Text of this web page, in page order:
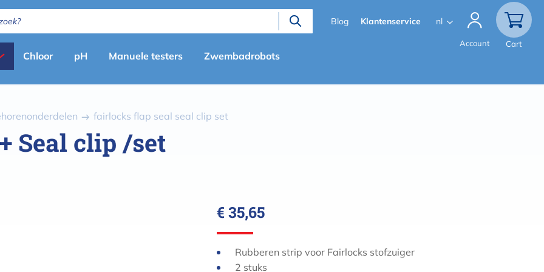
Primary
menu
Chloor pH Manuele testers Zwembadrobots
Secondary
Blog Klantenservice nl
Account Cart
fairlocks flap seal seal clip set
Seal clip /set
€ 35,65
Rubberen strip voor Fairlocks stofzuiger
2 stuks